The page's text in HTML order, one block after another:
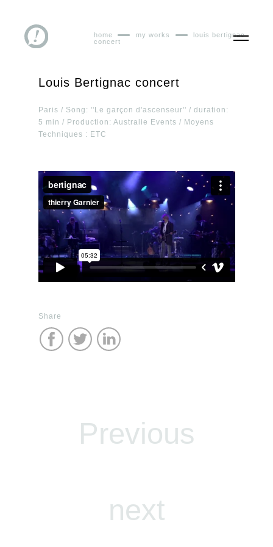
home my works
louis bertignac
concert
Louis Bertignac concert
Paris / Song: ''Le garçon d'ascenseur'' / duration:
5 min / Production: Australie Events / Moyens
Techniques : ETC
Share
Previous
next